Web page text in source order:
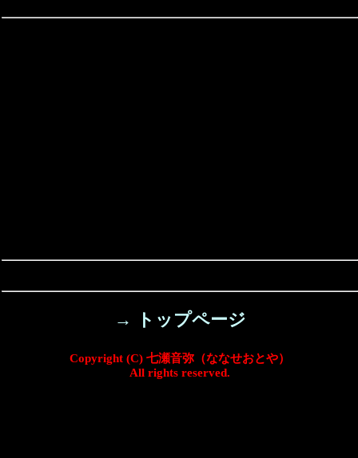
→ トップページ
Copyright (C) 七瀬音弥（ななせおとや）
All rights reserved.